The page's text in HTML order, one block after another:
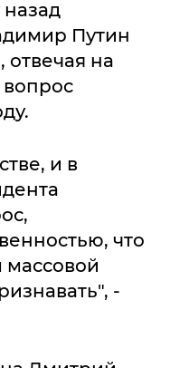
Путин
отвечая на
и в
что
массовой
-